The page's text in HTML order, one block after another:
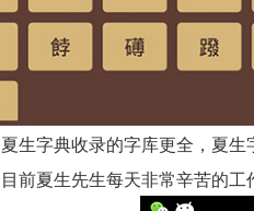
生字典收录的字库更全，夏
前夏生先生每天非常辛苦的工